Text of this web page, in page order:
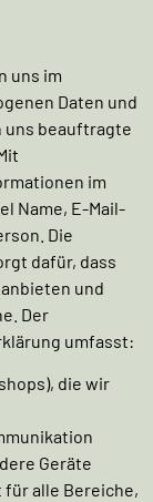
uns im
Daten und
uns beauftragte
im
Name, E-Mail-
Die
dafür, dass
und
Der
umfasst:
die wir
Geräte
alle Bereiche,